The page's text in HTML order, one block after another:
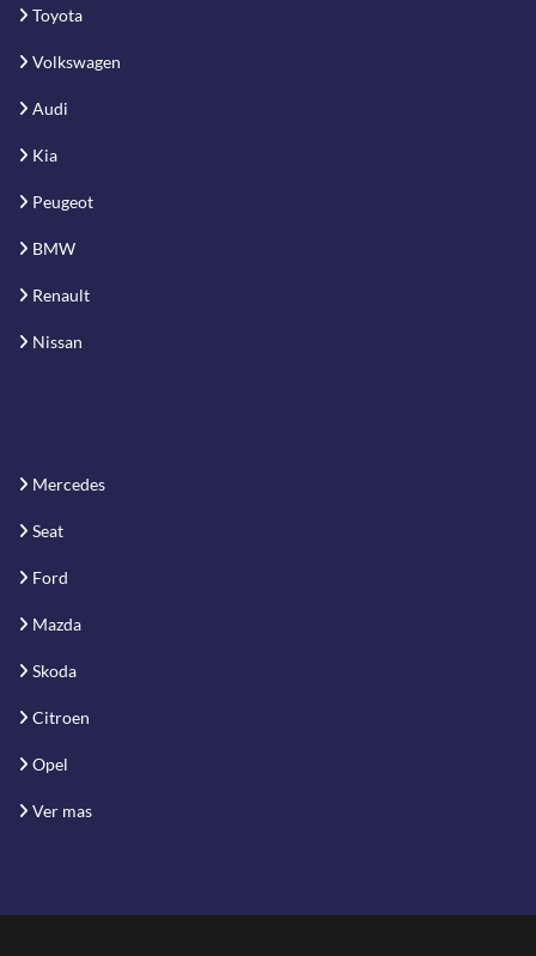
Toyota
Volkswagen
Audi
Kia
Peugeot
BMW
Renault
Nissan
Mercedes
Seat
Ford
Mazda
Skoda
Citroen
Opel
Ver mas